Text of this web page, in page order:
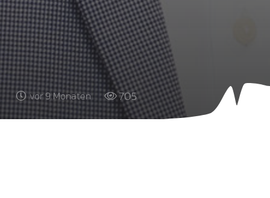
vor 9 Monaten 705